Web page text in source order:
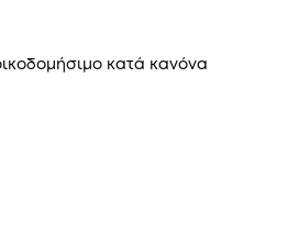
κατά κανόνα